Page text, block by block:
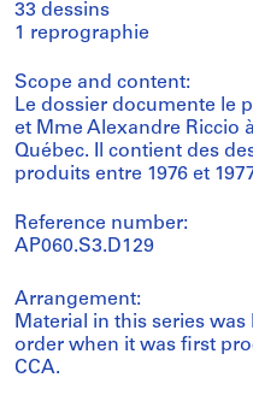
33 dessins
1 reprographie
Scope and content:
Le dossier documente le
et Mme Alexandre Riccio
Québec. Il contient des
produits entre 1976 et
Reference number:
AP060.S3.D129
Arrangement:
Material in this series
order when it was first
CCA.